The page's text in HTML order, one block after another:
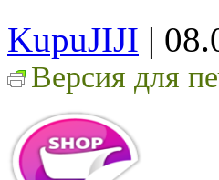
KupuJIJI |
Версия для